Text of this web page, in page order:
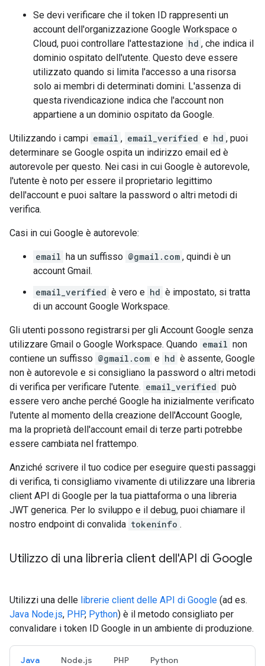
Se devi verificare che il token ID rappresenti un
account dell'organizzazione Google Workspace o
Cloud, puoi controllare l'attestazione hd , che indica il
dominio ospitato dell'utente. Questo deve essere
utilizzato quando si limita l'accesso a una risorsa
solo ai membri di determinati domini. L'assenza di
questa rivendicazione indica che l'account non
appartiene a un dominio ospitato da Google.
Utilizzando i campi email , email_verified e hd , puoi
determinare se Google ospita un indirizzo email ed è
autorevole per questo. Nei casi in cui Google è autorevole,
l'utente è noto per essere il proprietario legittimo
dell'account e puoi saltare la password o altri metodi di
verifica.
Casi in cui Google è autorevole:
email ha un suffisso @gmail.com , quindi è un
account Gmail.
email_verified è vero e hd è impostato, si tratta
di un account Google Workspace.
Gli utenti possono registrarsi per gli Account Google senza
utilizzare Gmail o Google Workspace. Quando email non
contiene un suffisso @gmail.com e hd è assente, Google
non è autorevole e si consigliano la password o altri metodi
di verifica per verificare l'utente. email_verified può
essere vero anche perché Google ha inizialmente verificato
l'utente al momento della creazione dell'Account Google,
ma la proprietà dell'account email di terze parti potrebbe
essere cambiata nel frattempo.
Anziché scrivere il tuo codice per eseguire questi passaggi
di verifica, ti consigliamo vivamente di utilizzare una libreria
client API di Google per la tua piattaforma o una libreria
JWT generica. Per lo sviluppo e il debug, puoi chiamare il
nostro endpoint di convalida tokeninfo .
Utilizzo di una libreria client dell'API di Google
Utilizzi una delle librerie client delle API di Google (ad es.
Java Node.js, PHP, Python) è il metodo consigliato per
convalidare i token ID Google in un ambiente di produzione.
Java Node.js PHP Python